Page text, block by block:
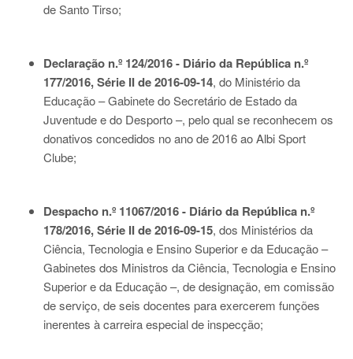
de Santo Tirso;
Declaração n.º 124/2016 - Diário da República n.º
177/2016, Série II de 2016-09-14, do Ministério da
Educação – Gabinete do Secretário de Estado da
Juventude e do Desporto –, pelo qual se reconhecem os
donativos concedidos no ano de 2016 ao Albi Sport
Clube;
Despacho n.º 11067/2016 - Diário da República n.º
178/2016, Série II de 2016-09-15, dos Ministérios da
Ciência, Tecnologia e Ensino Superior e da Educação –
Gabinetes dos Ministros da Ciência, Tecnologia e Ensino
Superior e da Educação –, de designação, em comissão
de serviço, de seis docentes para exercerem funções
inerentes à carreira especial de inspecção;